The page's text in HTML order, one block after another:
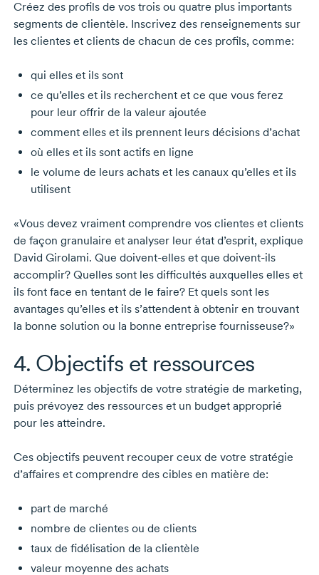
Créez des profils de vos trois ou quatre plus importants
segments de clientèle. Inscrivez des renseignements sur
les clientes et clients de chacun de ces profils, comme:
qui elles et ils sont
ce qu’elles et ils recherchent et ce que vous ferez
pour leur offrir de la valeur ajoutée
comment elles et ils prennent leurs décisions d’achat
où elles et ils sont actifs en ligne
le volume de leurs achats et les canaux qu’elles et ils
utilisent
«Vous devez vraiment comprendre vos clientes et clients
de façon granulaire et analyser leur état d’esprit, explique
David Girolami. Que doivent-elleset que doivent-ils
accomplir? Quelles sont les difficultés auxquelles elles et
ils font face en tentant de le faire? Et quels sont les
avantages qu’elles et ils s’attendent à obtenir en trouvant
la bonne solution ou la bonne entreprise fournisseuse?»
4. Objectifs et ressources
Déterminez les objectifs de votre stratégie de marketing,
puis prévoyez des ressources et un budget approprié
pour les atteindre.
Ces objectifs peuvent recouper ceux de votre stratégie
d’affaires et comprendre des cibles en matière de:
part de marché
nombre de clientes ou de clients
taux de fidélisation de la clientèle
valeur moyenne des achats